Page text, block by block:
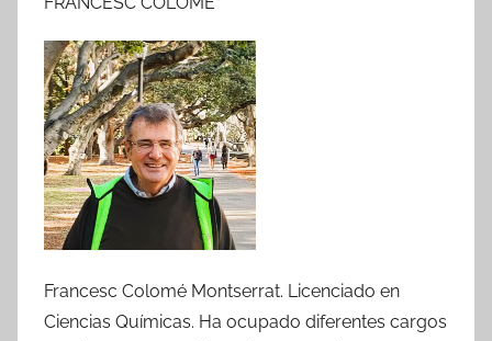
Francesc Colomé Montserrat. Licenciado en
Ciencias Químicas. Ha ocupado diferentes cargos